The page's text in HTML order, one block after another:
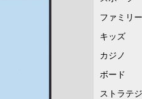
ファミリー
キッズ
カジノ
ボード
ストラテ